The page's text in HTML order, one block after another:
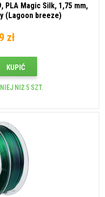
PLA Magic Silk, 1,75 mm,
(Lagoon breeze)
zł
KUPIĆ
NIŻ 5 SZT.